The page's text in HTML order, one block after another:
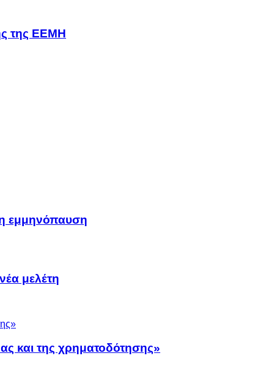
της ΕΕΜΗ
εμμηνόπαυση
μελέτη
και της χρηματοδότησης»